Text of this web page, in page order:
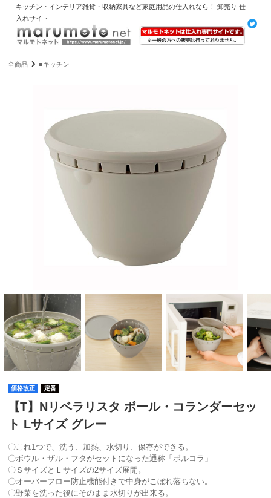
キッチン・インテリア雑貨・収納家具など家庭用品の仕入れなら！ 卸売り 仕
入れサイト
全商品 ■キッチン
価格改正 定番
【T】Nリベラリスタ ボール・コランダーセッ
ト Lサイズ グレー
〇これ1つで、洗う、加熱、水切り、保存ができる。
〇ボウル・ザル・フタがセットになった通称「ボルコラ」
〇ＳサイズとＬサイズの2サイズ展開。
〇オーバーフロー防止機能付きで中身がこぼれ落ちない。
〇野菜を洗った後にそのまま水切りが出来る。